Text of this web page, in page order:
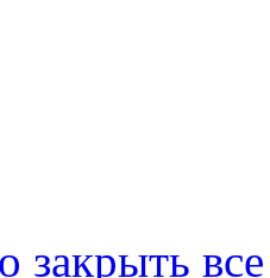
закрыть